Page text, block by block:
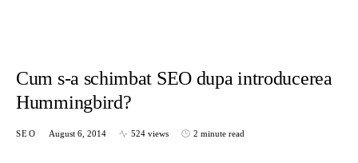
Cum s-a schimbat SEO dupa introducerea
Hummingbird?
SEO August 6, 2014 524 views 2 minute read